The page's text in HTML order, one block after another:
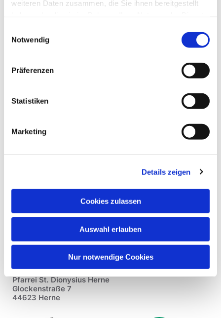
weiteren Daten zusammen, die Sie ihnen bereitgestellt
Notwendig
Präferenzen
Statistiken
Marketing
Details zeigen
Cookies zulassen
Auswahl erlauben
Nur notwendige Cookies
St. Dreifaltigkeit, Börsinghauser
Str. 62, 44627 Herne
Pfarrei St. Dionysius Herne
Glockenstraße 7
44623 Herne